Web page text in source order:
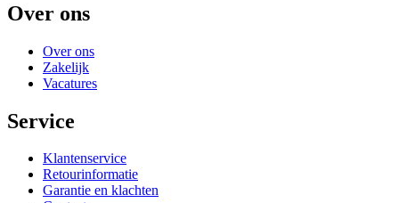
Over ons
Over ons
Zakelijk
Vacatures
Service
Klantenservice
Retourinformatie
Garantie en klachten